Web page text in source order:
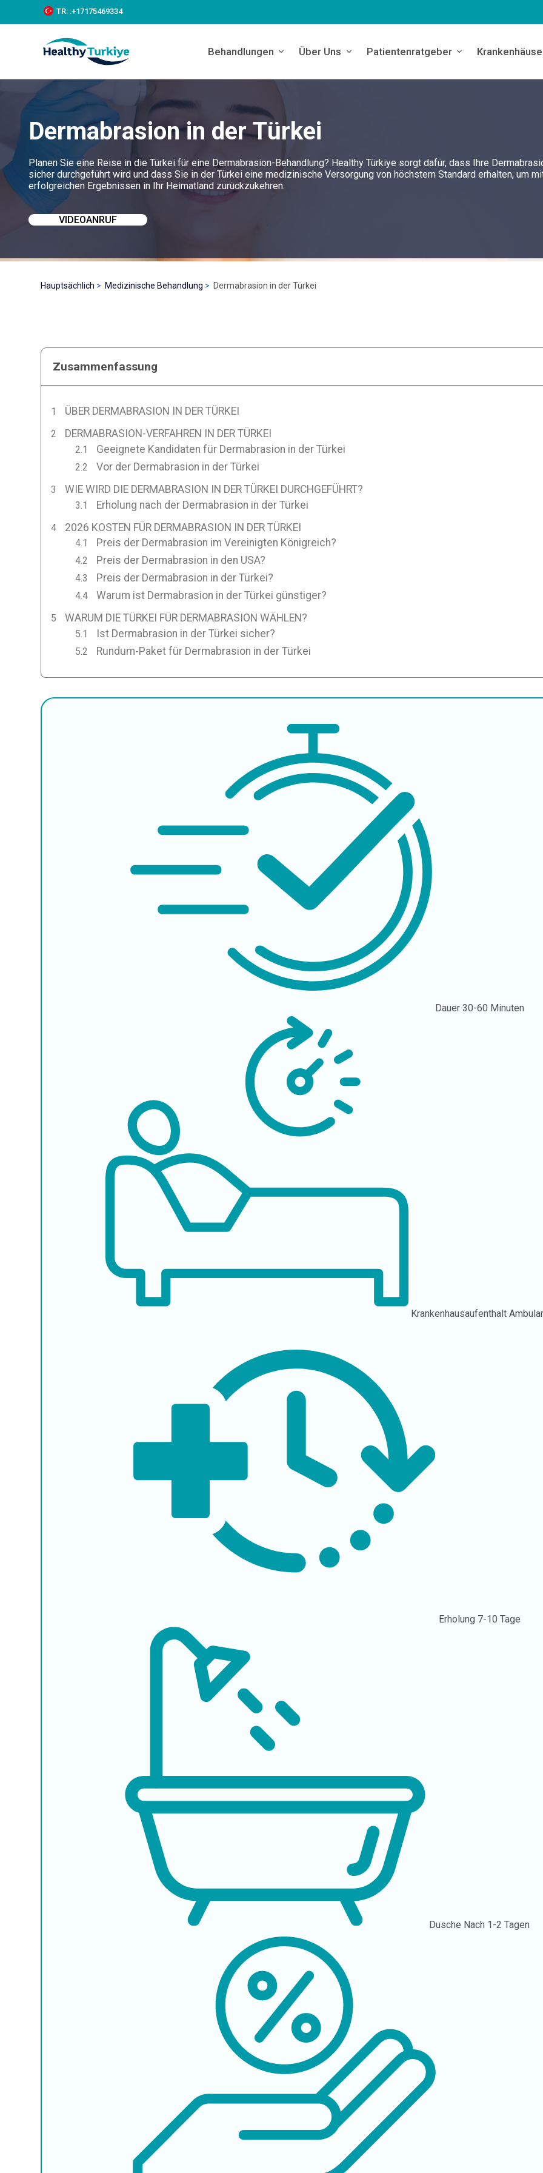
k
c
TR: :+‪17175469334‬
Behandlungen Über Uns Patientenratgeber
Dermabrasion in der Türkei
Planen Sie eine Reise in die Türkei für eine Dermabrasion-Behandlung? Healthy Türkiye sorgt dafür, dass Ihre
sicher durchgeführt wird und dass Sie in der Türkei eine medizinische Versorgung von höchstem Standard erhalten, um
erfolgreichen Ergebnissen in Ihr Heimatland zurückzukehren.
VIDEOANRUF
Hauptsächlich Medizinische Behandlung Dermabrasion in der Türkei
Zusammenfassung
ÜBER DERMABRASION IN DER TÜRKEI
DERMABRASION-VERFAHREN IN DER TÜRKEI
Geeignete Kandidaten für Dermabrasion in der Türkei
Vor der Dermabrasion in der Türkei
WIE WIRD DIE DERMABRASION IN DER TÜRKEI DURCHGEFÜHRT?
Erholung nach der Dermabrasion in der Türkei
2026 KOSTEN FÜR DERMABRASION IN DER TÜRKEI
Preis der Dermabrasion im Vereinigten Königreich?
Preis der Dermabrasion in den USA?
Preis der Dermabrasion in der Türkei?
Warum ist Dermabrasion in der Türkei günstiger?
WARUM DIE TÜRKEI FÜR DERMABRASION WÄHLEN?
Ist Dermabrasion in der Türkei sicher?
Rundum-Paket für Dermabrasion in der Türkei
Dauer 30-60 Minuten
Krankenhausaufenthalt
Erholung 7-10 Tage
Dusche Nach 1-2 Tagen